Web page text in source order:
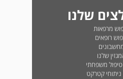
שלנו
מרפאות
רופאים
שלנו
טיפול משפחתי
ניתוחי קטרקט